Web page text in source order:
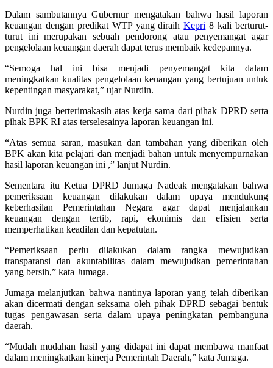
Dalam sambutannya Gubernur mengatakan bahwa hasil laporan
keuangan dengan predikat WTP yang diraihKepri 8 kali berturut-
turut ini merupakan sebuah pendorong atau penyemangat agar
pengelolaan keuangan daerah dapat terus membaik kedepannya.
“Semoga hal ini bisa menjadi penyemangat kita dalam
meningkatkan kualitas pengelolaan keuangan yang bertujuan untuk
kepentingan masyarakat,” ujar Nurdin.
Nurdin juga berterimakasih atas kerja sama dari pihak DPRD serta
pihak BPK RI atas terselesainya laporan keuangan ini.
“Atas semua saran, masukan dan tambahan yang diberikan oleh
BPK akan kita pelajari dan menjadi bahan untuk menyempurnakan
hasil laporan keuangan ini ,” lanjut Nurdin.
Sementara itu Ketua DPRD Jumaga Nadeak mengatakan bahwa
pemeriksaan keuangan dilakukan dalam upaya mendukung
keberhasilan Pemerintahan Negara agar dapat menjalankan
keuangan dengan tertib, rapi, ekonimis dan efisien serta
memperhatikan keadilan dan kepatutan.
“Pemeriksaan perlu dilakukan dalam rangka mewujudkan
transparansi dan akuntabilitas dalam mewujudkan pemerintahan
yang bersih,” kata Jumaga.
Jumaga melanjutkan bahwa nantinya laporan yang telah diberikan
akan dicermati dengan seksama oleh pihak DPRD sebagai bentuk
tugas pengawasan serta dalam upaya peningkatan pembanguna
daerah.
“Mudah mudahan hasil yang didapat ini dapat membawa manfaat
dalam meningkatkan kinerja Pemerintah Daerah,” kata Jumaga.